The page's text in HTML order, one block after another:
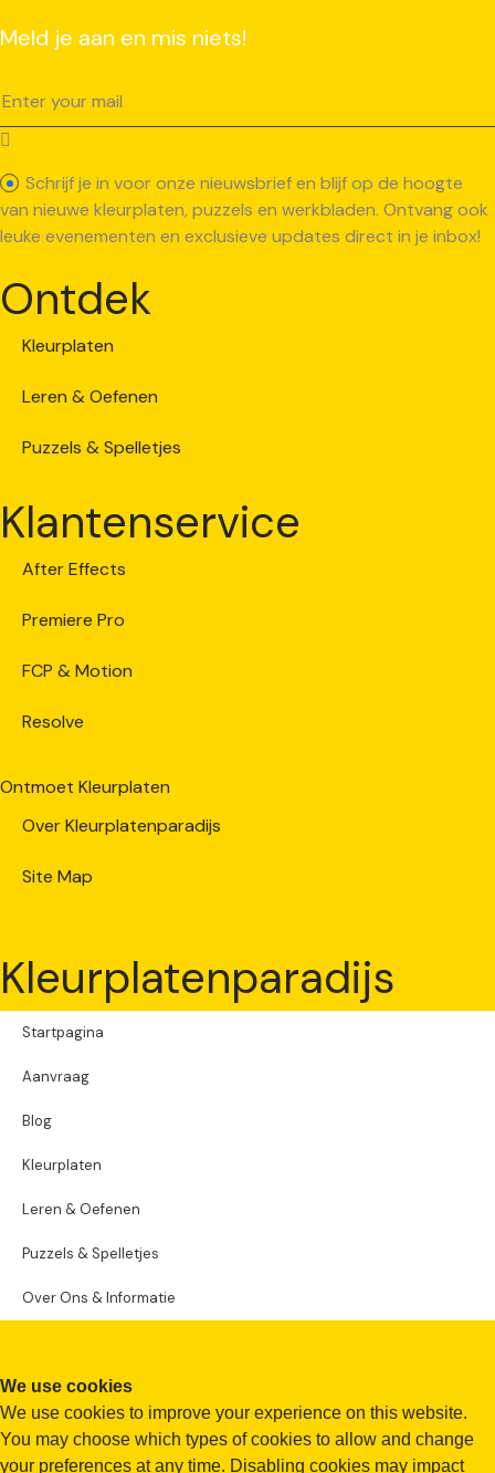
Meld je aan en mis niets!
Schrijf je in voor onze nieuwsbrief en blijf op de hoogte
van nieuwe kleurplaten, puzzels en werkbladen. Ontvang ook
leuke evenementen en exclusieve updates direct in je inbox!
Ontdek
Kleurplaten
Leren & Oefenen
Puzzels & Spelletjes
Klantenservice
After Effects
Premiere Pro
FCP & Motion
Resolve
Ontmoet Kleurplaten
Over Kleurplatenparadijs
Site Map
Kleurplatenparadijs
Startpagina
Aanvraag
Blog
Kleurplaten
Leren & Oefenen
Puzzels & Spelletjes
Over Ons & Informatie
We use cookies
We use cookies to improve your experience on this website.
You may choose which types of cookies to allow and change
your preferences at any time. Disabling cookies may impact